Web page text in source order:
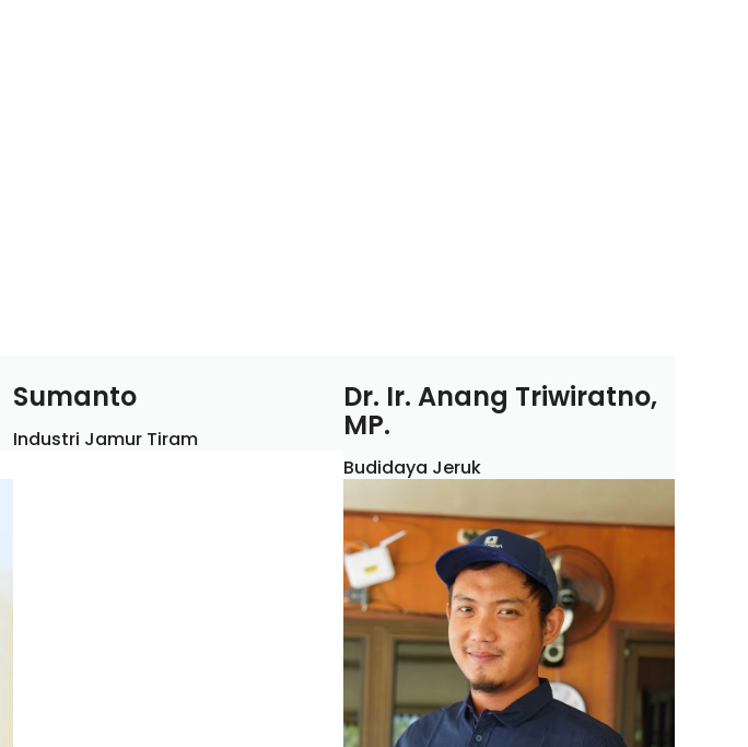
Sumanto
Industri Jamur Tiram
Dr. Ir. Anang Triwiratno,
MP.
Budidaya Jeruk